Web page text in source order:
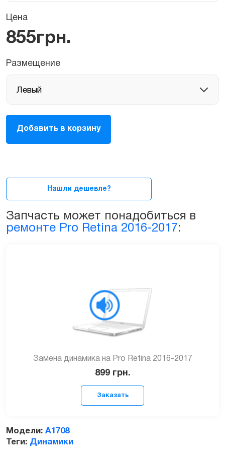
Цена
855грн.
Размещение
Динамик
правый/
левый
2016-
(A1708)
quantity
Добавить в корзину
Нашли дешевле?
Запчасть может понадобиться в
ремонте Pro Retina 2016-2017:
Замена динамика на Pro Retina 2016-2017
899 грн.
Модели: A1708
Теги: Динамики